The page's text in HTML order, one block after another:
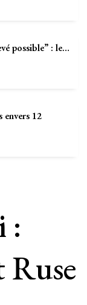
possible” : le…
envers 12
: